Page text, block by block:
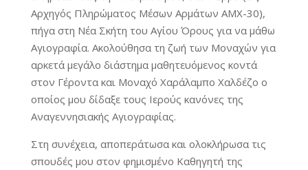
Αρχηγός Πληρώματος Μέσων Αρμάτων ΑΜΧ-30),
πήγα στη Νέα Σκήτη του Αγίου Όρους για να μάθω
Αγιογραφία. Ακολούθησα τη ζωή των Μοναχών για
αρκετά μεγάλο διάστημα μαθητευόμενος κοντά
στον Γέροντα και Μοναχό Χαράλαμπο Χαλδέζο ο
οποίος μου δίδαξε τους Ιερούς κανόνες της
Αναγεννησιακής Αγιογραφίας.
Στη συνέχεια, αποπεράτωσα και ολοκλήρωσα τις
σπουδές μου στον φημισμένο Καθηγητή της